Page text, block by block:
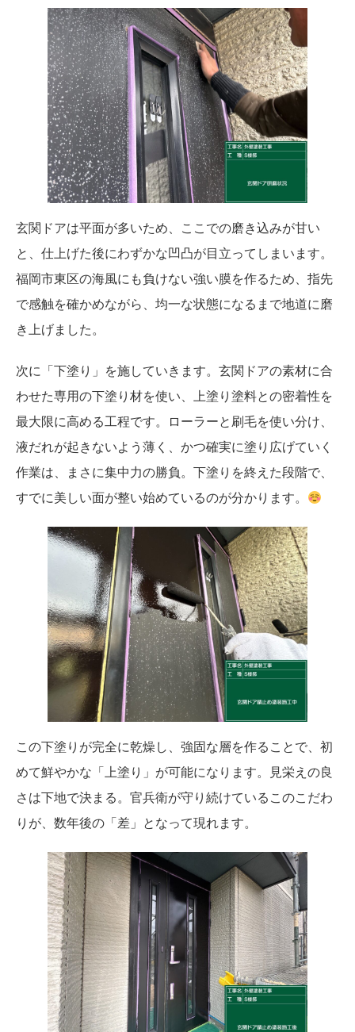
玄関ドアは平面が多いため、ここでの磨き込みが甘い
と、仕上げた後にわずかな凹凸が目立ってしまいます。
福岡市東区の海風にも負けない強い膜を作るため、指先
で感触を確かめながら、均一な状態になるまで地道に磨
き上げました。
次に「下塗り」を施していきます。玄関ドアの素材に合
わせた専用の下塗り材を使い、上塗り塗料との密着性を
最大限に高める工程です。ローラーと刷毛を使い分け、
液だれが起きないよう薄く、かつ確実に塗り広げていく
作業は、まさに集中力の勝負。下塗りを終えた段階で、
すでに美しい面が整い始めているのが分かります。
この下塗りが完全に乾燥し、強固な層を作ることで、初
めて鮮やかな「上塗り」が可能になります。見栄えの良
さは下地で決まる。官兵衛が守り続けているこのこだわ
りが、数年後の「差」となって現れます。